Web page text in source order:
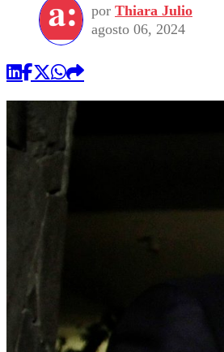
por Thiara Julio
agosto 06, 2024